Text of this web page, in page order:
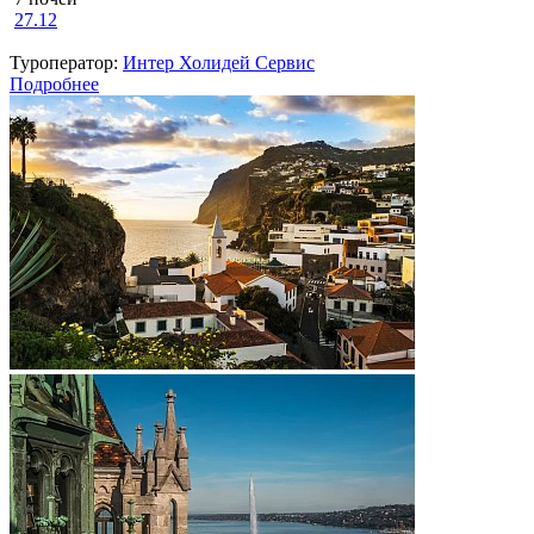
27.12
Туроператор: Интер Холидей Сервис
Подробнее